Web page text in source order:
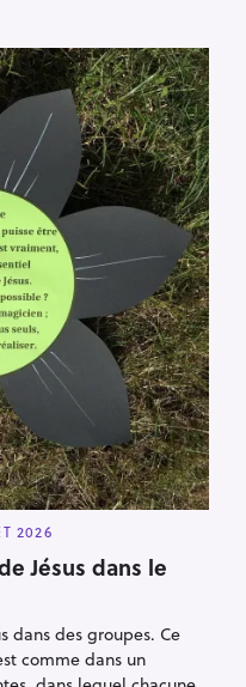
2026
Jésus dans le
dans des groupes. Ce
comme dans un